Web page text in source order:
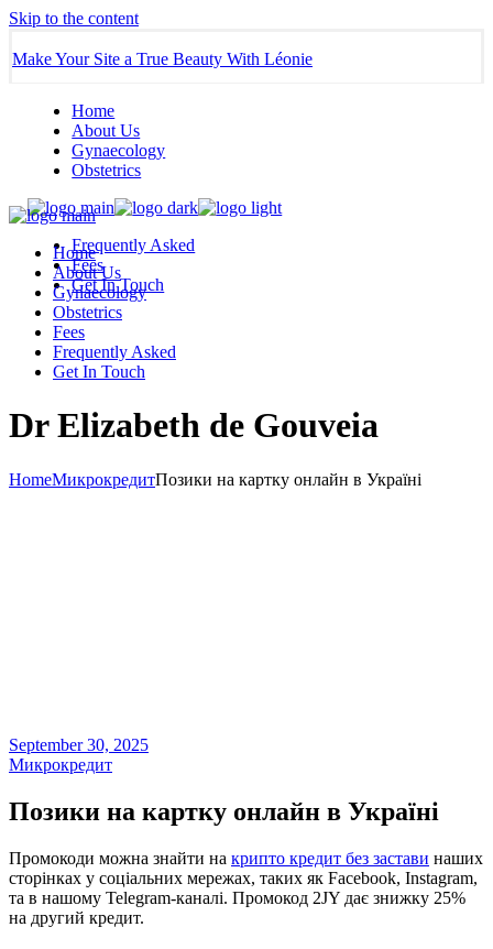
Skip to the content
Make Your Site a True Beauty With Léonie
Home
About Us
Gynaecology
Obstetrics
Frequently Asked
Fees
Get In Touch
Home
About Us
Gynaecology
Obstetrics
Fees
Frequently Asked
Get In Touch
Dr Elizabeth de Gouveia
HomeМикрокредитПозики на картку онлайн в Україні
September 30, 2025
Микрокредит
Позики на картку онлайн в Україні
Промокоди можна знайти на крипто кредит без застави наших
сторінках у соціальних мережах, таких як Facebook, Instagram,
та в нашому Telegram-каналі. Промокод 2JY дає знижку 25%
на другий кредит.